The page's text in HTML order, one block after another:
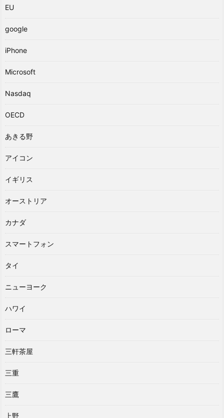
EU
google
iPhone
Microsoft
Nasdaq
OECD
あきる野
アイコン
イギリス
オーストリア
カナダ
スマートフォン
タイ
ニューヨーク
ハワイ
ローマ
三軒茶屋
三重
三鷹
上野